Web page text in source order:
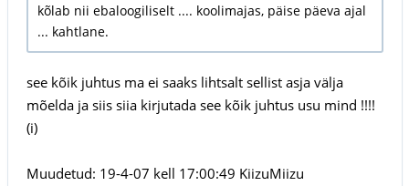
kõlab nii ebaloogiliselt .... koolimajas, päise päeva ajal
... kahtlane.
see kõik juhtus ma ei saaks lihtsalt sellist asja välja
mõelda ja siis siia kirjutada see kõik juhtus usu mind !!!!
(i)
Muudetud: 19-4-07 kell 17:00:49 KiizuMiizu